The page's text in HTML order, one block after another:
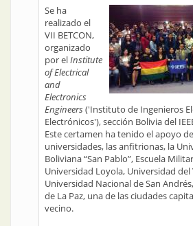
Se ha
realizado el
VII BETCON,
organizado
por elInstitute
of Electrical
and
Electronics
Engineers('Instituto de Ingenieros
Electrónicos'), sección Bolivia del
Este certamen ha tenido el apoyo
universidades, las anfitrionas, la
Boliviana “San Pablo”, Escuela
Universidad Loyola, Universidad del
Universidad Nacional de San
de La Paz, una de las ciudades
vecino.